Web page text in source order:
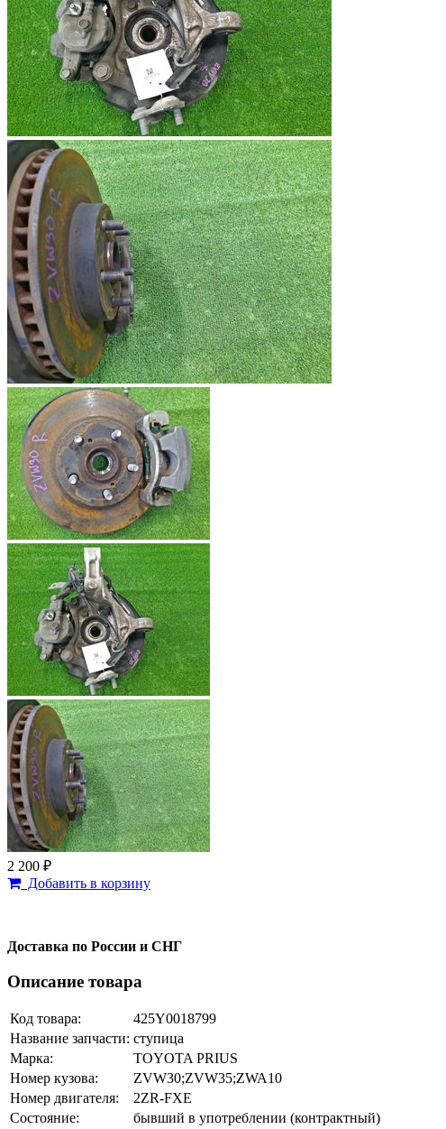
2 200 ₽
Добавить в корзину
Доставка по России и СНГ
Описание товара
Код товара:
425Y0018799
Название запчасти: ступица
Марка:
TOYOTA PRIUS
Номер кузова:
ZVW30;ZVW35;ZWA10
Номер двигателя:
2ZR-FXE
Состояние:
бывший в употреблении (контрактный)